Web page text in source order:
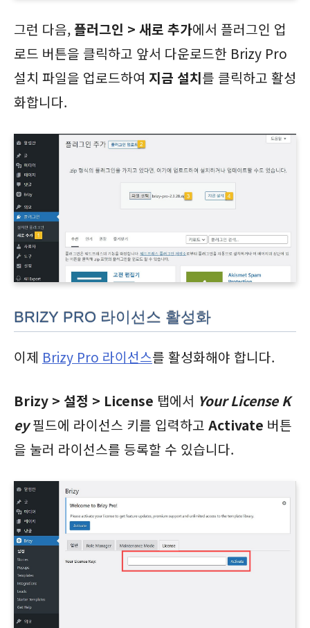
그런 다음, 플러그인 > 새로 추가에서 플러그인 업
로드 버튼을 클릭하고 앞서 다운로드한 Brizy Pro
설치 파일을 업로드하여 지금 설치를 클릭하고 활성
화합니다.
BRIZY PRO 라이선스 활성화
이제 Brizy Pro 라이선스를 활성화해야 합니다.
Brizy > 설정 > License 탭에서 Your License K
ey필드에 라이선스 키를 입력하고 Activate 버튼
을 눌러 라이선스를 등록할 수 있습니다.